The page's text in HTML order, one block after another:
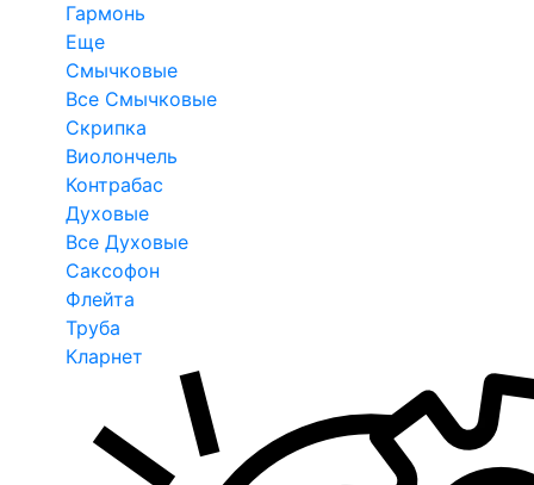
Гармонь
Еще
Смычковые
Все Смычковые
Скрипка
Виолончель
Контрабас
Духовые
Все Духовые
Саксофон
Флейта
Труба
Кларнет